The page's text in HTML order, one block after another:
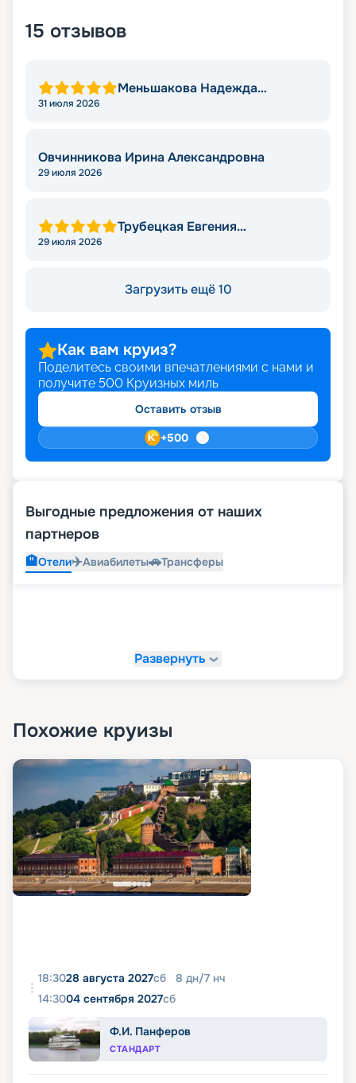
15 отзывов
Меньшакова Надежда
31 июля 2026
Овчинникова Ирина Александровна
29 июля 2026
Трубецкая Евгения
29 июля 2026
Загрузить ещё 10
Как вам круиз?
Поделитесь своими впечатлениями с нами и
получите 500 Круизных миль
Оставить отзыв
+500
Выгодные предложения от наших
партнеров
🏨Отели✈️Авиабилеты🚗Трансферы
Развернуть
Похожие круизы
18:3028 августа 2027сб 8 дн/7 нч
14:3004 сентября 2027сб
Ф.И. Панферов
СТАНДАРТ